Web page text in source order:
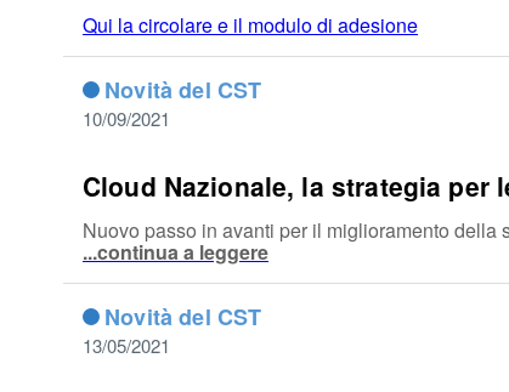
Qui la circolare e il modulo di adesione
Novità del CST
10/09/2021
Cloud Nazionale, la strategia per
Nuovo passo in avanti per il miglioramento
...continua a leggere
Novità del CST
13/05/2021